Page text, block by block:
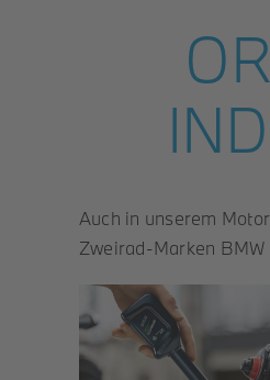
Auch in unserem
Zweirad-Marken